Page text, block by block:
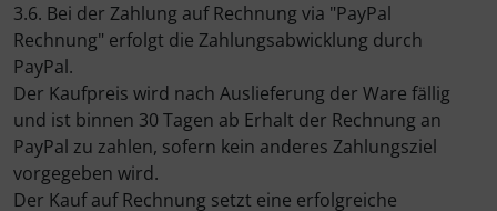
3.6. Bei der Zahlung auf Rechnung via "PayPal
Rechnung" erfolgt die Zahlungsabwicklung durch
PayPal.
Der Kaufpreis wird nach Auslieferung der Ware fällig
und ist binnen 30 Tagen ab Erhalt der Rechnung an
PayPal zu zahlen, sofern kein anderes Zahlungsziel
vorgegeben wird.
Der Kauf auf Rechnung setzt eine erfolgreiche